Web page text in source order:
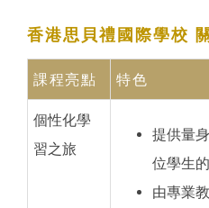
香港思貝禮國際學校
課程亮點 特色
個性化學
習之旅
提供量
位學生
由專業